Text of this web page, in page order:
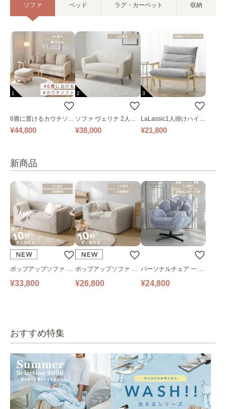
ソファ ベッド ラグ・カーペット 収納
1
6畳に置けるカウチソフ
ァ｜ベージュ
¥44,800
2
ソファ ヴェリナ 2人掛
け
¥38,000
3
LaLassic1人掛けハイバ
ックソファ ワイド
¥21,800
新商品
ポップアップソファ ソ
ファ フロアソファ 幅14
¥33,800
ポップアップソファ ソ
ファ フロアソファ 幅10
¥26,800
パーソナルチェア 一人
掛けソファ O’HANA ソ
¥24,800
おすすめ特集